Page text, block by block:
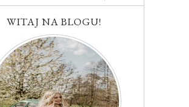
WITAJ NA BLOGU!